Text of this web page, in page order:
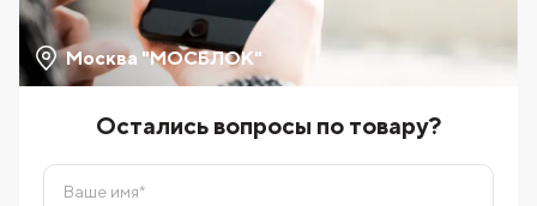
Москва "МОСБЛОК"
Остались вопросы по товару?